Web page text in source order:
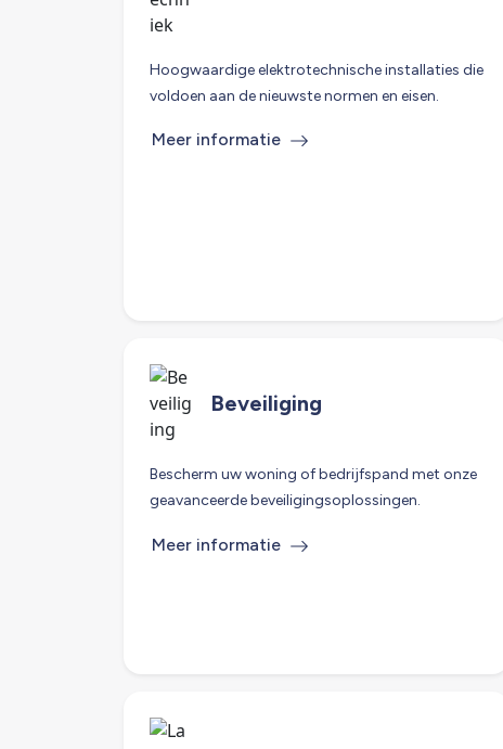
Hoogwaardige elektrotechnische installaties die
voldoen aan de nieuwste normen en eisen.
Meer informatie
Beveiliging
Bescherm uw woning of bedrijfspand met onze
geavanceerde beveiligingsoplossingen.
Meer informatie